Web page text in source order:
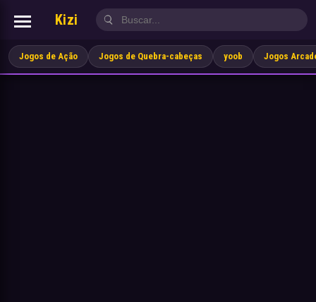
Kizi
Jogos de Ação Jogos de Quebra-cabeças yoob Jogos